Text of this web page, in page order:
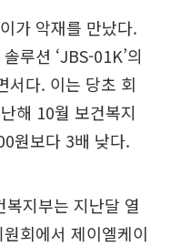
가 악재를 만났다.
루션 ‘JBS-01K’의
서다. 이는 당초 회
해 10월 보건복지
원보다 3배 낮다.
지부는 지난달 열
회에서 제이엘케이